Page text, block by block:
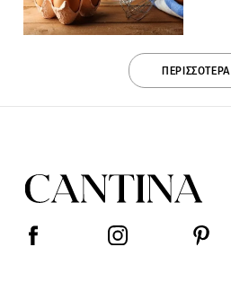
ΠΕΡΙΣΣΟΤΕΡΑ